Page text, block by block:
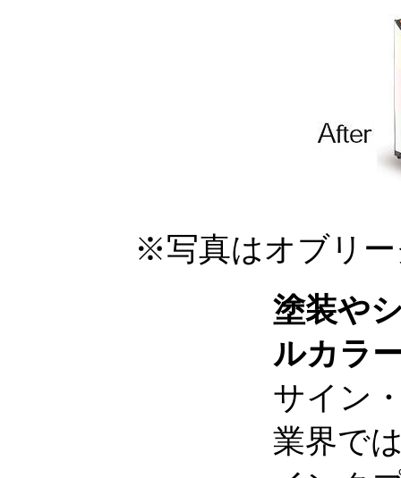
※写真はオブリー
塗装や
ルカラ
サイン
業界で